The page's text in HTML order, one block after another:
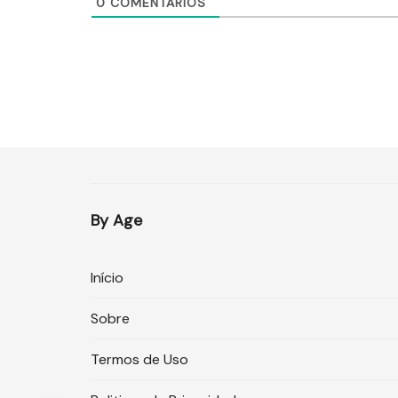
By Age
Início
Sobre
Termos de Uso